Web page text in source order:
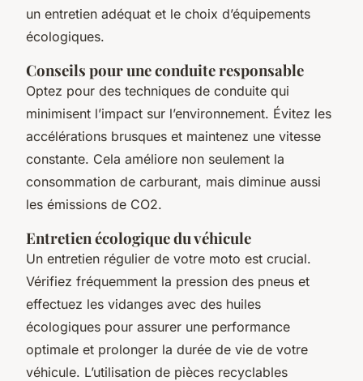
un entretien adéquat et le choix d’équipements
écologiques.
Conseils pour une conduite responsable
Optez pour des techniques de conduite qui
minimisent l’impact sur l’environnement. Évitez les
accélérations brusques et maintenez une vitesse
constante. Cela améliore non seulement la
consommation de carburant, mais diminue aussi
les émissions de CO2.
Entretien écologique du véhicule
Un entretien régulier de votre moto est crucial.
Vérifiez fréquemment la pression des pneus et
effectuez les vidanges avec des huiles
écologiques pour assurer une performance
optimale et prolonger la durée de vie de votre
véhicule. L’utilisation de pièces recyclables